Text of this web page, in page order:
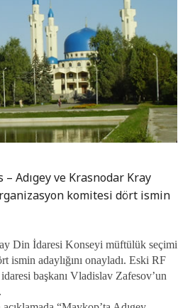
Adıgey ve Krasnodar Kray
komitesi dört ismin
Din İdaresi Konseyi müftülük seçimi
ismin adaylığını onayladı. Eski RF
başkanı Vladislav Zafesov’un